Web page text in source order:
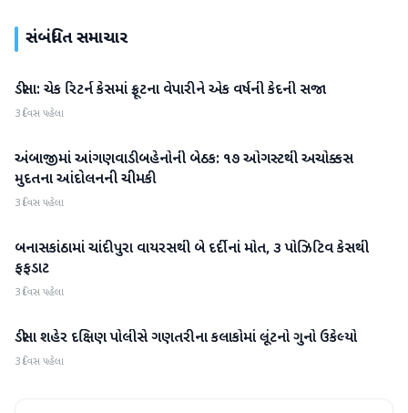
સંબંધિત સમાચાર
બનાસકાંઠા
ડીસા: ચેક રિટર્ન કેસમાં ફ્રૂટના વેપારીને એક વર્ષની કેદની સજા
3 દિવસ પહેલા
બનાસકાંઠા
અંબાજીમાં આંગણવાડી બહેનોની બેઠક: ૧૭ ઓગસ્ટથી અચોક્કસ
મુદતના આંદોલનની ચીમકી
3 દિવસ પહેલા
બનાસકાંઠા
બનાસકાંઠામાં ચાંદીપુરા વાયરસથી બે દર્દીનાં મોત, ૩ પોઝિટિવ કેસથી
ફફડાટ
3 દિવસ પહેલા
બનાસકાંઠા
ડીસા શહેર દક્ષિણ પોલીસે ગણતરીના કલાકોમાં લૂંટનો ગુનો ઉકેલ્યો
3 દિવસ પહેલા